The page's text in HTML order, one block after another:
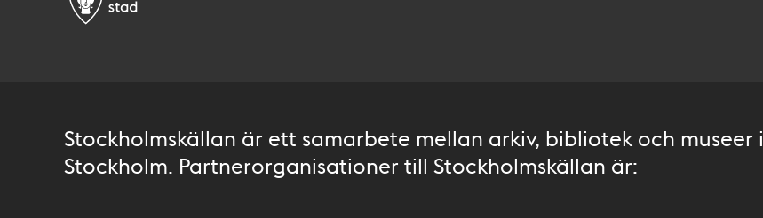
Stockholmskällan är ett samarbete mellan arkiv, bibliotek och museer i
Stockholm. Partnerorganisationer till Stockholmskällan är: